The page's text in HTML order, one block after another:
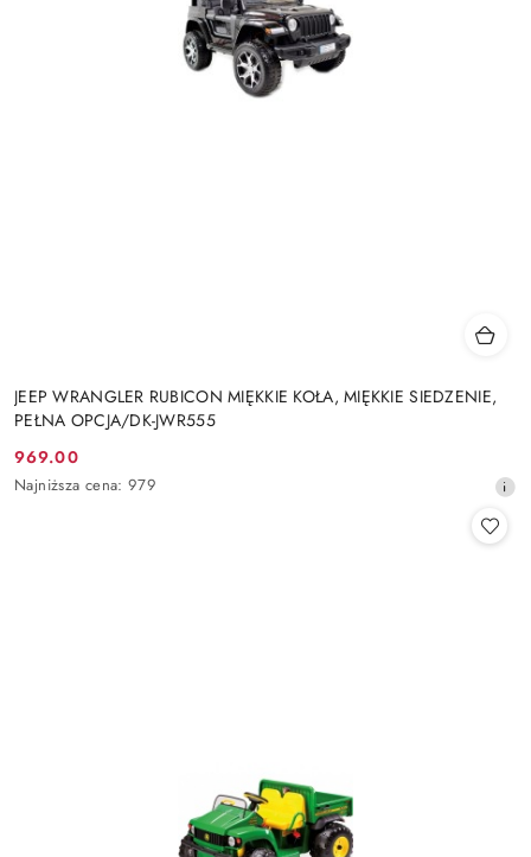
JEEP WRANGLER RUBICON MIĘKKIE KOŁA, MIĘKKIE SIEDZENIE,
PEŁNA OPCJA/DK-JWR555
Cena
promocyjna:
969.00
Najniższa
Najniższa cena: 979